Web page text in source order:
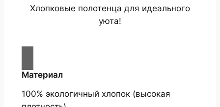
Хлопковые полотенца для идеального
уюта!
Материал
100% экологичный хлопок (высокая